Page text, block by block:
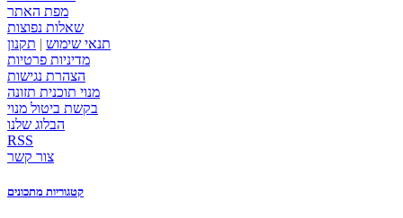
מפת האתר
שאלות נפוצות
תנאי שימוש | תקנון
מדיניות פרטיות
הצהרת נגישות
מנוי תוכנית תזונה
בקשת ביטול מנוי
הבלוג שלנו
RSS
צור קשר
קטגוריות מתכונים